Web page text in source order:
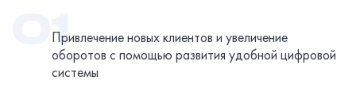
Привлечение новых клиентов и увеличение
оборотов с помощью развития удобной цифровой
системы